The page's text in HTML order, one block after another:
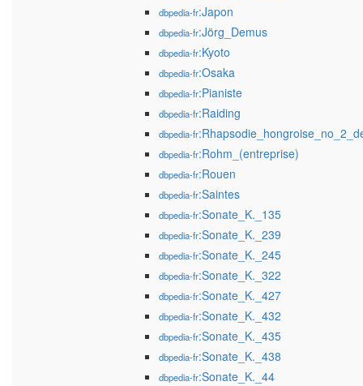
dbpedia-fr:Japon
dbpedia-fr:Jörg_Demus
dbpedia-fr:Kyoto
dbpedia-fr:Osaka
dbpedia-fr:Pianiste
dbpedia-fr:Raiding
dbpedia-fr
dbpedia-fr:Rohm_(entreprise)
dbpedia-fr:Rouen
dbpedia-fr:Saintes
dbpedia-fr:Sonate_K._135
dbpedia-fr:Sonate_K._239
dbpedia-fr:Sonate_K._245
dbpedia-fr:Sonate_K._322
dbpedia-fr:Sonate_K._427
dbpedia-fr:Sonate_K._432
dbpedia-fr:Sonate_K._435
dbpedia-fr:Sonate_K._438
dbpedia-fr:Sonate_K._44